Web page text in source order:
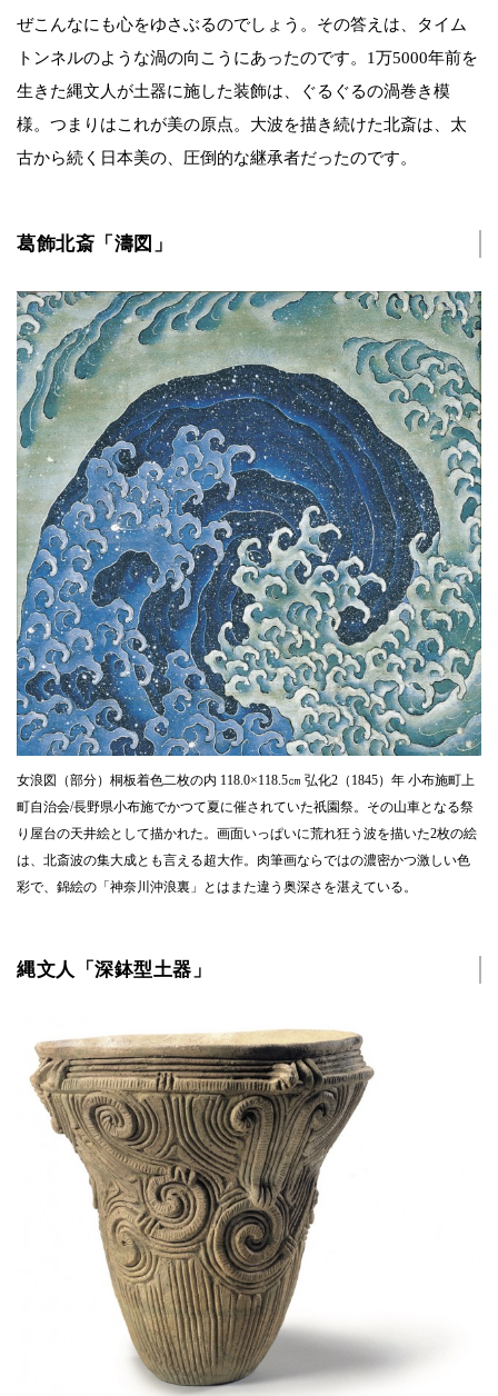
ぜこんなにも心をゆさぶるのでしょう。その答えは、タイム
トンネルのような渦の向こうにあったのです。1万5000年前を
生きた縄文人が土器に施した装飾は、ぐるぐるの渦巻き模
様。つまりはこれが美の原点。大波を描き続けた北斎は、太
古から続く日本美の、圧倒的な継承者だったのです。
葛飾北斎「濤図」
女浪図（部分）桐板着色二枚の内 118.0×118.5㎝ 弘化2（1845）年 小布施町上
町自治会/長野県小布施でかつて夏に催されていた祇園祭。その山車となる祭
り屋台の天井絵として描かれた。画面いっぱいに荒れ狂う波を描いた2枚の絵
は、北斎波の集大成とも言える超大作。肉筆画ならではの濃密かつ激しい色
彩で、錦絵の「神奈川沖浪裏」とはまた違う奥深さを湛えている。
縄文人「深鉢型土器」